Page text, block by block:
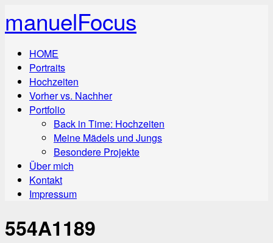
manuelFocus
HOME
Portraits
Hochzeiten
Vorher vs. Nachher
Portfolio
Back in Time: Hochzeiten
Meine Mädels und Jungs
Besondere Projekte
Über mich
Kontakt
Impressum
554A1189